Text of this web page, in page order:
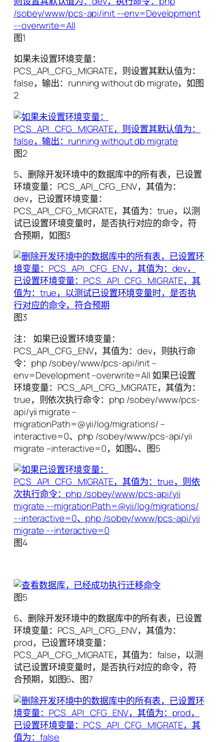
图1
如果未设置环境变量：
PCS_API_CFG_MIGRATE，则设置其默认值为：
false，输出：running without db migrate，如图
2
图2
5、删除开发环境中的数据库中的所有表，已设置
环境变量：PCS_API_CFG_ENV，其值为：
dev，已设置环境变量：
PCS_API_CFG_MIGRATE，其值为：true，以测
试已设置环境变量时，是否执行对应的命令，符
合预期，如图3
图3
注： 如果已设置环境变量：
PCS_API_CFG_ENV，其值为：dev，则执行命
令：php /sobey/www/pcs-api/init –
env=Development –overwrite=All 如果已设置
环境变量：PCS_API_CFG_MIGRATE，其值为：
true，则依次执行命令：php /sobey/www/pcs-
api/yii migrate –
migrationPath=@yii/log/migrations/ –
interactive=0、php /sobey/www/pcs-api/yii
migrate –interactive=0，如图4、图5
图4
图5
6、删除开发环境中的数据库中的所有表，已设置
环境变量：PCS_API_CFG_ENV，其值为：
prod，已设置环境变量：
PCS_API_CFG_MIGRATE，其值为：false，以测
试已设置环境变量时，是否执行对应的命令，符
合预期，如图6、图7